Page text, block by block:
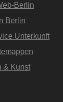
Berlin
Berlin
Unterkunft
& Kunst